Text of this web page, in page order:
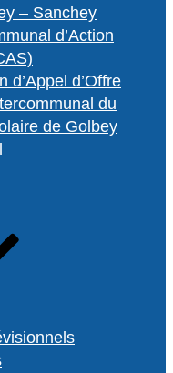
– Sanchey
d’Action
d’Appel d’Offre
du
de Golbey